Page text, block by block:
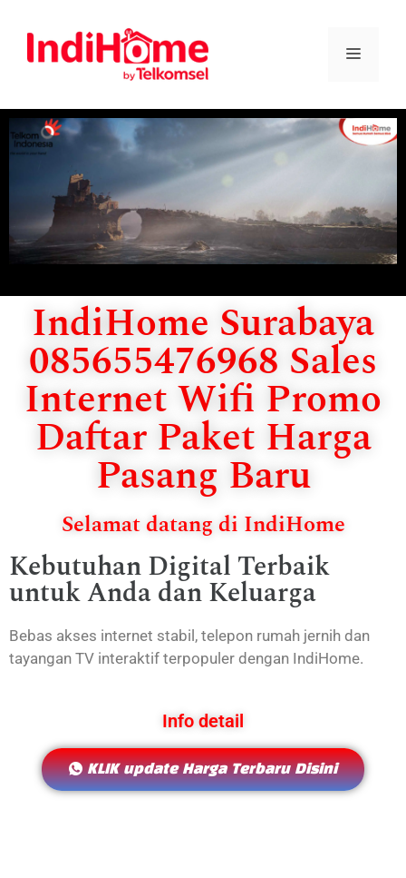
IndiHome Surabaya
085655476968 Sales
Internet Wifi Promo
Daftar Paket Harga
Pasang Baru
Selamat datang di IndiHome
Kebutuhan Digital Terbaik
untuk Anda dan Keluarga
Bebas akses internet stabil, telepon rumah jernih dan
tayangan TV interaktif terpopuler dengan IndiHome.
Info detail
KLIK update Harga Terbaru Disini